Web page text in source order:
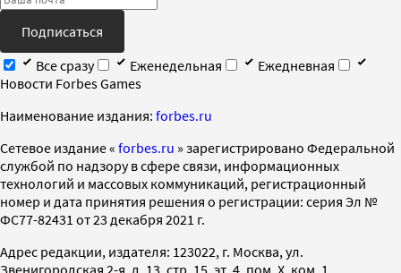
Подписаться
Все сразу
Еженедельная
Ежедневная
Новости Forbes Games
Наименование издания: forbes.ru
Cетевое издание « forbes.ru » зарегистрировано Федеральной
службой по надзору в сфере связи, информационных
технологий и массовых коммуникаций, регистрационный
номер и дата принятия решения о регистрации: серия Эл №
ФС77-82431 от 23 декабря 2021 г.
Адрес редакции, издателя: 123022, г. Москва, ул.
Звенигородская 2-я, д. 13, стр. 15, эт. 4, пом. X, ком. 1